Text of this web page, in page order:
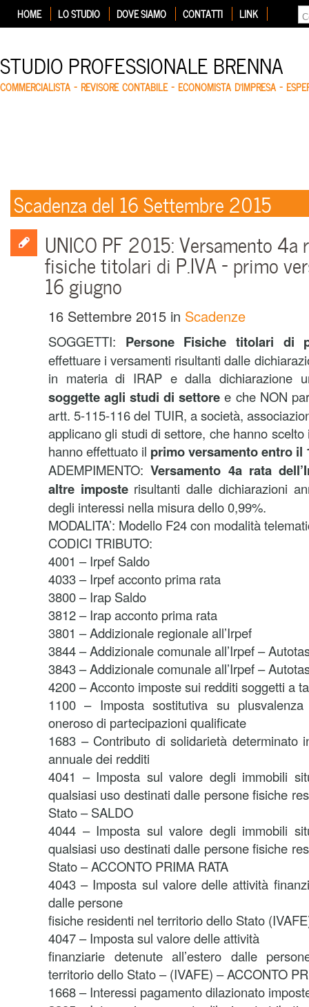
HOME LO STUDIO DOVE SIAMO CONTATTI LINK
STUDIO PROFESSIONALE BRENNA
COMMERCIALISTA – REVISORE CONTABILE – ECONOMISTA D'IMPRESA –
Scadenza del 16 Settembre 2015
UNICO PF 2015: Versamento 4a
fisiche titolari di P.IVA – primo
16 giugno
16 Settembre 2015 in Scadenze
SOGGETTI: Persone Fisiche titolari di
effettuare i versamenti risultanti dalle
in materia di IRAP e dalla dichiarazione
soggette agli studi di settore e che NON
artt. 5-115-116 del TUIR, a società,
applicano gli studi di settore, che hanno
hanno effettuato il primo versamento entro il
ADEMPIMENTO:Versamento 4a rata
altre imposterisultanti dalle dichiarazioni
degli interessi nella misura dello 0,99%.
MODALITA’: Modello F24 con modalità
CODICI TRIBUTO:
4001 – Irpef Saldo
4033 – Irpef acconto prima rata
3800 – Irap Saldo
3812 – Irap acconto prima rata
3801 – Addizionale regionale all’Irpef
3844 – Addizionale comunale all’Irpef –
3843 – Addizionale comunale all’Irpef –
4200 – Acconto imposte sui redditi soggetti a
1100 – Imposta sostitutiva su
oneroso di partecipazioni qualificate
1683 – Contributo di solidarietà determinato
annuale dei redditi
4041 – Imposta sul valore degli immobili
qualsiasi uso destinati dalle persone fisiche
Stato – SALDO
4044 – Imposta sul valore degli immobili
qualsiasi uso destinati dalle persone fisiche
Stato – ACCONTO PRIMA RATA
4043 – Imposta sul valore delle attività
dalle persone
fisiche residenti nel territorio dello Stato
4047 – Imposta sul valore delle attività
finanziarie detenute all’estero dalle
territorio dello Stato – (IVAFE) – ACCONTO
1668 – Interessi pagamento dilazionato